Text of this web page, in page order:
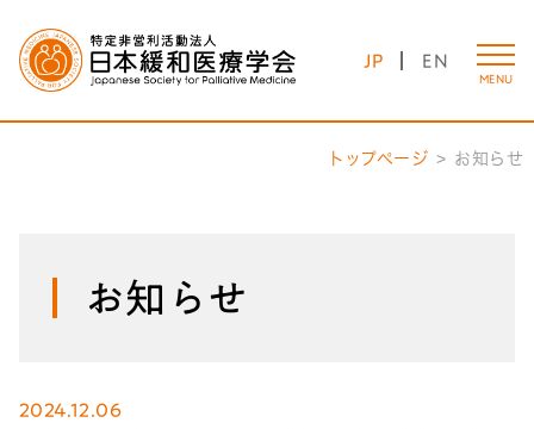
JP EN
MENU
トップページ お知らせ
お知らせ
2024.12.06